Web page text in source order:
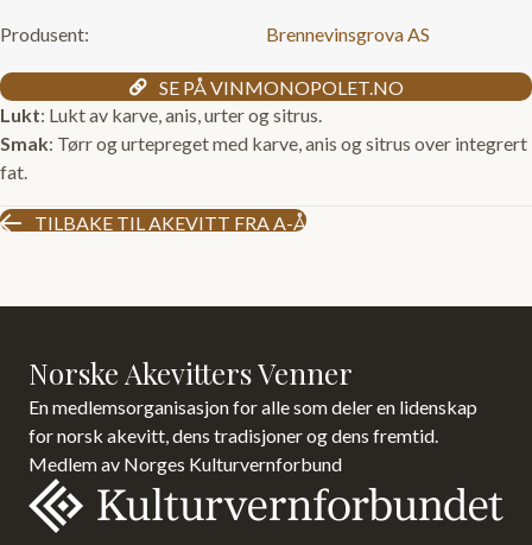
Produsent: Brennevinsgrova AS
SE PÅ VINMONOPOLET.NO
Lukt: Lukt av karve, anis, urter og sitrus.
Smak: Tørr og urtepreget med karve, anis og sitrus over integrert
fat.
TILBAKE TIL AKEVITT FRA A-Å
Norske Akevitters Venner
En medlemsorganisasjon for alle som deler en lidenskap
for norsk akevitt, dens tradisjoner og dens fremtid.
Medlem av Norges Kulturvernforbund